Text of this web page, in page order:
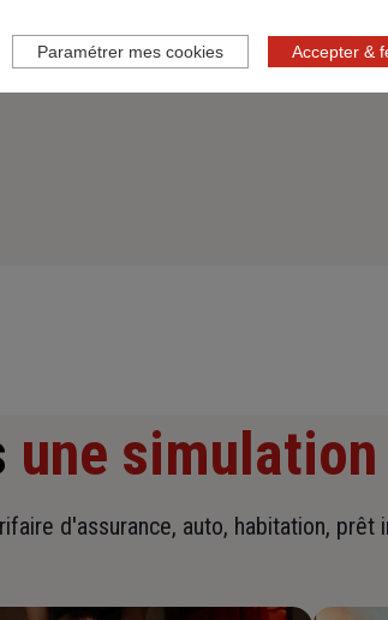
une simulation
d'assurance, auto, habitation, prêt
Accepter &
Paramétrer mes cookies